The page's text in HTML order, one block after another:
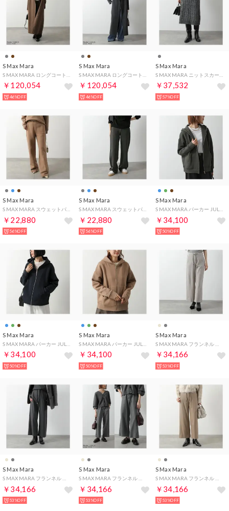
S Max Mara
￥120,054
46%OFF
S Max Mara
￥120,054
46%OFF
S Max Mara
￥37,532
57%OFF
S Max Mara
￥22,880
56%OFF
S Max Mara
￥22,880
56%OFF
S Max Mara
￥34,100
50%OFF
S Max Mara
￥34,100
50%OFF
S Max Mara
￥34,100
50%OFF
S Max Mara
￥34,166
53%OFF
S Max Mara
￥34,166
53%OFF
S Max Mara
￥34,166
53%OFF
S Max Mara
￥34,166
53%OFF